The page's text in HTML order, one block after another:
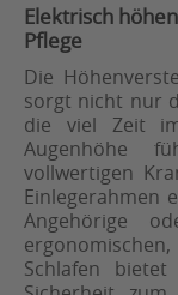
Elektrisch
Pflege
Die
sorgt nicht nur
die viel Zeit
Augenhöhe
vollwertigen
Einlegerahmen
Angehörige
Schlafen